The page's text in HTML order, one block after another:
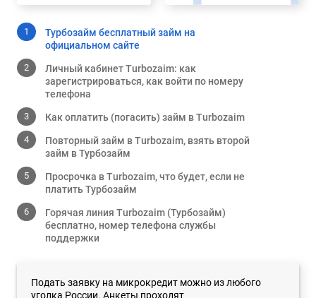
Турбозайм бесплатный займ на
официальном сайте
Личный кабинет Turbozaim: как
зарегистрироваться, как войти по номеру
телефона
Как оплатить (погасить) займ в Turbozaim
Повторный займ в Turbozaim, взять второй
займ в Турбозайм
Просрочка в Turbozaim, что будет, если не
платить Турбозайм
Горячая линия Turbozaim (Турбозайм)
бесплатно, номер телефона службы
поддержки
Подать заявку на микрокредит можно из любого
уголка России. Анкеты проходят